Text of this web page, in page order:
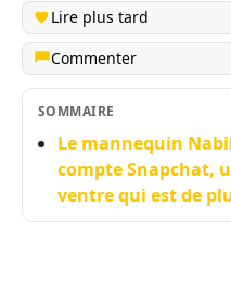
Lire plus tard
Commenter
SOMMAIRE
Le mannequin
compte Snapchat,
ventre qui est de